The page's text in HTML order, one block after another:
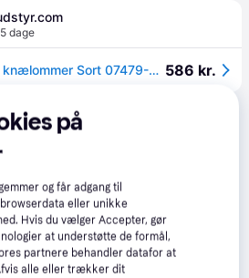
dage
MASCOT® Bukser med knælommer Sort 07479-330-09 82C44 586 kr.
på
og får adgang til
eller unikke
Hvis du vælger Accepter, gør
at understøtte de formål,
partnere behandler datafor at
alle eller trækker dit